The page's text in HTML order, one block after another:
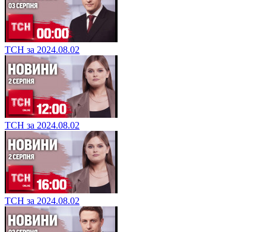
ТСН за 2024.08.02
ТСН за 2024.08.02
ТСН за 2024.08.02